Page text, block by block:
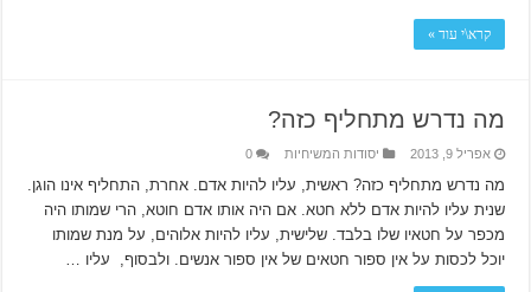
קרא\י עוד »
מה נדרש מתחליף כזה?
אפריל 9, 2013 יסודות המשיחיות 0
מה נדרש מתחליף כזה? ראשית, עליו להיות אדם. אחרת, התחליף אינו הוגן.
שנית עליו להיות אדם ללא חטא. אם היה אותו אדם חוטא, הרי שמותו היה
מכפר על חטאיו שלו בלבד. שלישית, עליו להיות אלוהים, על מנת שמותו
יוכל לכסות על אין ספור חטאים של אין ספור אנשים. ולבסוף, עליו …